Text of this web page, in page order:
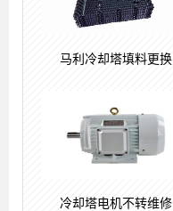
马利冷却塔填料更换
冷却塔电机不转维修